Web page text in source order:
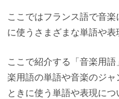
ここではフランス語で音
に使うさまざまな単語や表
ここで紹介する「音楽用
楽用語の単語や音楽のジ
ときに使う単語や表現に